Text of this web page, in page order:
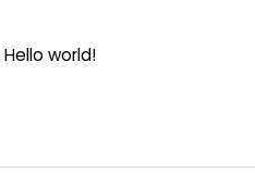
Hello world!